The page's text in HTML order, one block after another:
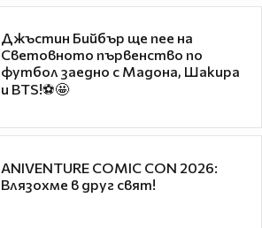
Джъстин Бийбър ще пее на
Световното първенство по
футбол заедно с Мадона, Шакира
и BTS!⚽🤩
ANIVENTURE COMIC CON 2026:
Влязохме в друг свят!